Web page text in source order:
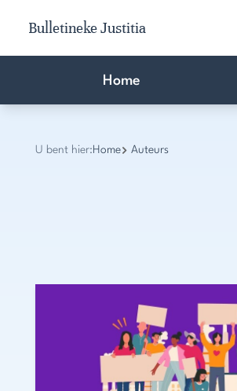
Bulletineke Justitia
Home
U bent hier: Home Auteurs